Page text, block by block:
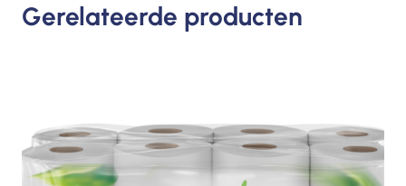
Gerelateerde producten